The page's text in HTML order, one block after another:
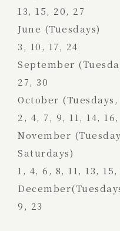
13, 15, 20, 27
June (Tuesdays)
3, 10, 17, 24
September
27, 30
October
2, 4, 7, 9, 11, 14,
November
Saturdays)
1, 4, 6, 8, 11, 13,
9, 23